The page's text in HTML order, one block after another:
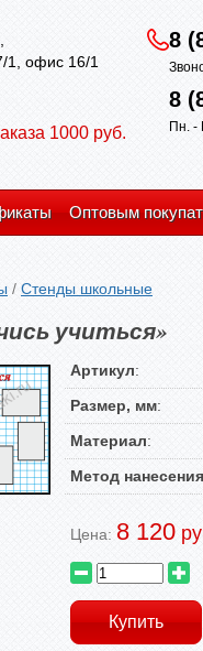
1, офис 16/1
1000 руб.
8
8
Пн. -
Оптовым
/ Стенды школьные
учиться»
Артикул:
Размер, мм:
Материал:
Метод
Цена: 8 120